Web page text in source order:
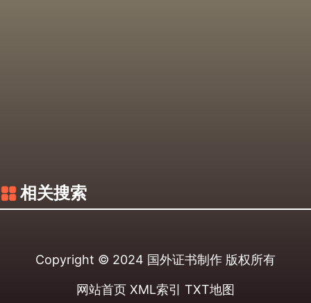
相关搜索
Copyright © 2024 国外证书制作 版权所有
网站首页 XML索引 TXT地图